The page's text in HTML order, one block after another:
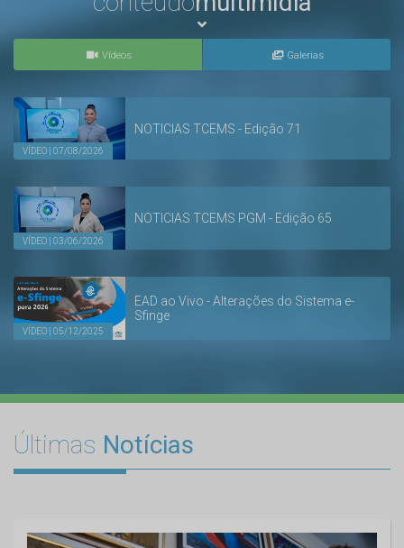
Vídeos Galerias
VÍDEO | 07/08/2026
NOTICIAS TCEMS - Edição 71
VÍDEO | 03/06/2026
NOTICIAS TCEMS PGM - Edição 65
VÍDEO | 05/12/2025
EAD ao Vivo - Alterações do Sistema e-
Sfinge
Últimas Notícias